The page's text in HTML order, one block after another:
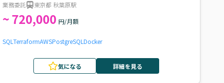
業務委託 東京都 秋葉原駅
~ 720,000 円/月額
SQL TerraformAWSPostgreSQL Docker
気になる 詳細を見る